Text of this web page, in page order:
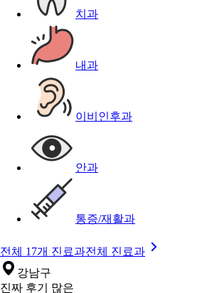
치과
내과
이비인후과
안과
통증/재활과
전체 17개 진료과전체 진료과
강남구
진짜 후기 많은